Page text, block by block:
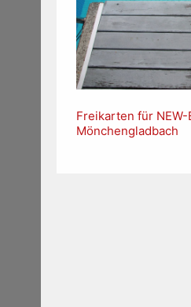
Freikarten für
Mönchengladbach